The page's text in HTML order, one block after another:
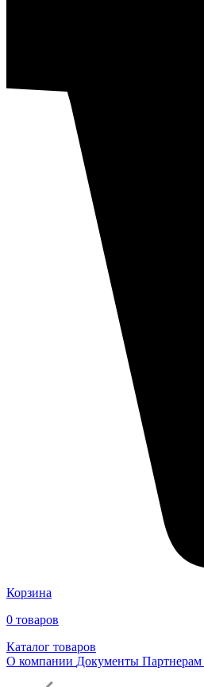
Корзина
0 товаров
Каталог товаров
О компании Документы Партнерам